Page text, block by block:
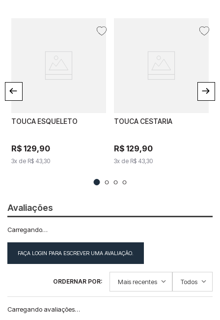
TOUCA ESQUELETO
R$ 129,90
3x de R$ 43,30
TOUCA ESQUELETO
R$129
3x deR$ 43
TOUCA CESTARIA
R$ 129,90
3x de R$ 43,30
TOUCA CESTARIA
R$129
3x deR$
Avaliações
Carregando…
FAÇA LOGIN PARA ESCREVER UMA AVALIAÇÃO.
Mais recentes Todos
Carregando avaliações…